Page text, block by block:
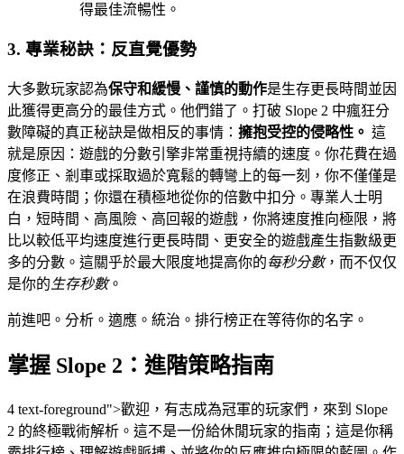
得最佳流暢性。
3. 專業秘訣：反直覺優勢
大多數玩家認為保守和緩慢、謹慎的動作是生存更長時間並因
此獲得更高分的最佳方式。他們錯了。打破 Slope 2 中瘋狂分
數障礙的真正秘訣是做相反的事情： 擁抱受控的侵略性。 這
就是原因：遊戲的分數引擎非常重視持續的速度。你花費在過
度修正、剎車或採取過於寬鬆的轉彎上的每一刻，你不僅僅是
在浪費時間；你還在積極地從你的倍數中扣分。專業人士明
白，短時間、高風險、高回報的遊戲，你將速度推向極限，將
比以較低平均速度進行更長時間、更安全的遊戲產生指數級更
多的分數。這關乎於最大限度地提高你的每秒分數，而不仅仅
是你的生存秒數。
前進吧。分析。適應。統治。排行榜正在等待你的名字。
掌握 Slope 2：進階策略指南
4 text-foreground">歡迎，有志成為冠軍的玩家們，來到 Slope
2 的終極戰術解析。這不是一份給休閒玩家的指南；這是你稱